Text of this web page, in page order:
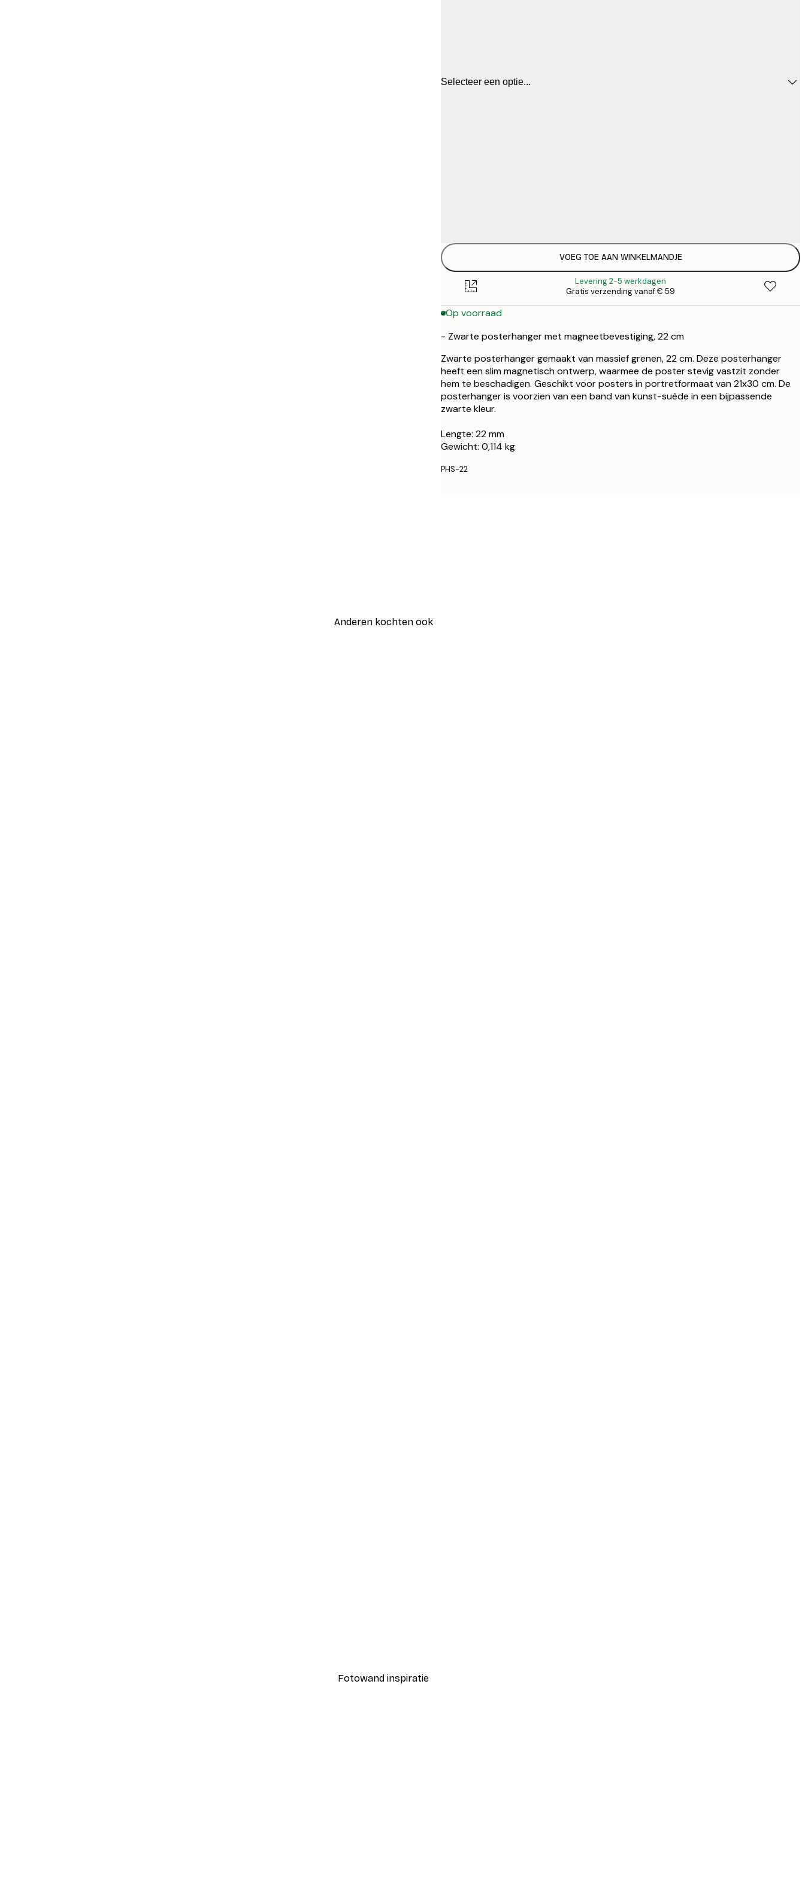
Selecteer een optie...
€
VOEG TOE AAN WINKELMANDJE
Levering 2-5 werkdagen
Gratis verzending vanaf € 59
Op voorraad
- Zwarte posterhanger met magneetbevestiging, 22 cm
Zwarte posterhanger gemaakt van massief grenen, 22 cm. Deze posterhanger
heeft een slim magnetisch ontwerp, waarmee de poster stevig vastzit zonder
hem te beschadigen. Geschikt voor posters in portretformaat van 21x30 cm. De
posterhanger is voorzien van een band van kunst-suède in een bijpassende
zwarte kleur.
Lengte: 22 mm
Gewicht: 0,114 kg
PHS-22
Anderen kochten ook
Fotowand inspiratie